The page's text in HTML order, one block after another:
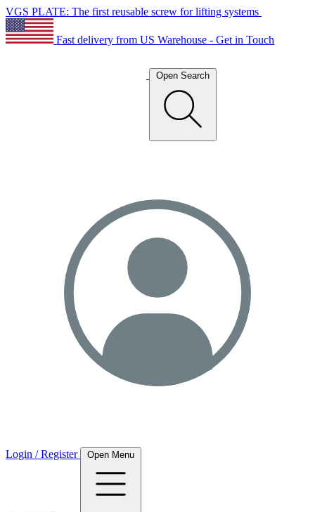
VGS PLATE: The first reusable screw for lifting systems
Fast delivery from US Warehouse - Get in Touch
Open Search
Login / Register Open Menu